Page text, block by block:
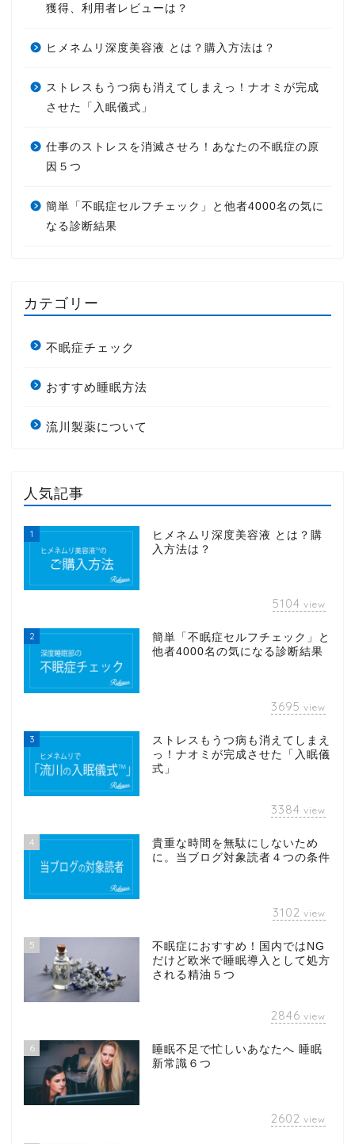
獲得、利用者レビューは？
ヒメネムリ深度美容液 とは？購入方法は？
ストレスもうつ病も消えてしまえっ！ナオミが完成
させた「入眠儀式」
仕事のストレスを消滅させろ！あなたの不眠症の原
因５つ
簡単「不眠症セルフチェック」と他者4000名の気に
なる診断結果
カテゴリー
不眠症チェック
おすすめ睡眠方法
流川製薬について
人気記事
1
ヒメネムリ深度美容液 とは？購
入方法は？
5104 view
2
簡単「不眠症セルフチェック」と
他者4000名の気になる診断結果
3695 view
3
ストレスもうつ病も消えてしまえ
っ！ナオミが完成させた「入眠儀
式」
3384 view
4
貴重な時間を無駄にしないため
に。当ブログ対象読者４つの条件
3102 view
5
不眠症におすすめ！国内ではNG
だけど欧米で睡眠導入として処方
される精油５つ
2846 view
6
睡眠不足で忙しいあなたへ 睡眠
新常識６つ
2602 view